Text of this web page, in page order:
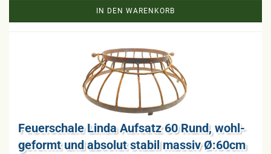
IN DEN WARENKORB
Feu­er­scha­le Linda Auf­satz 60 Rund, wohl­
ge­formt und ab­so­lut sta­bil mas­siv Ø:60cm